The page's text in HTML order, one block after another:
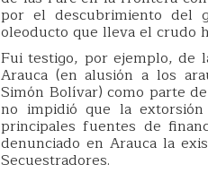
por el descubrimiento del
oleoducto que lleva el crudo
Fui testigo, por ejemplo, de
Arauca (en alusión a los
Simón Bolívar) como parte
no impidió que la
principales fuentes de
denunciado en Arauca la
Secuestradores.